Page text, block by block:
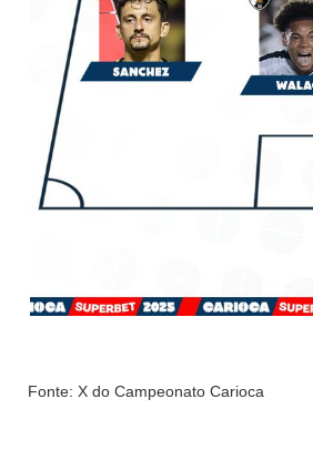
Fonte: X do Campeonato Carioca